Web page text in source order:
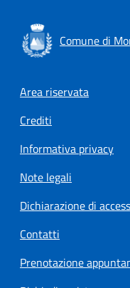
Comune di
Footer menu
Area riservata
Crediti
Informativa privacy
Note legali
Dichiarazione di
Contatti
Prenotazione